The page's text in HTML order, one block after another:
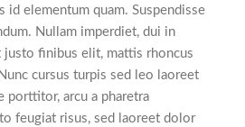
id elementum quam. Suspendisse
Nullam imperdiet, dui in
finibus elit, mattis rhoncus
cursus turpis sed leo laoreet
porttitor, arcu a pharetra
feugiat risus, sed laoreet dolor